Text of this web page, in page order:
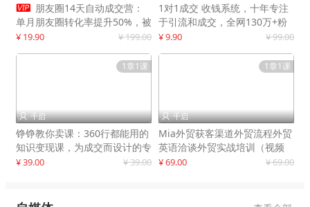
 朋友圈14天自动成交营：
单月朋友圈转化率提升50%，被
动收入超3万元
¥ 19.90 ¥ 199.00
1对1成交 收钱系统，十年专注
于引流和成交，全网130万+粉
丝
¥ 9.90 ¥ 99.00
1章1课
 千启
铮铮教你卖课：360行都能用的
知识变现课，为成交而设计的专
属课程
¥ 39.00 ¥ 39.00
1章1课
 千启
Mia外贸获客渠道外贸流程外贸
英语洽谈外贸实战培训（视频
课）价值399元
¥ 69.00 ¥ 69.00